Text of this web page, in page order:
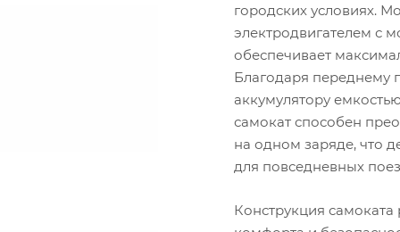
городских условиях.
электродвигателем с
обеспечивает
Благодаря переднему
аккумулятору
самокат способен
на одном заряде, что
для повседневных
Конструкция самоката